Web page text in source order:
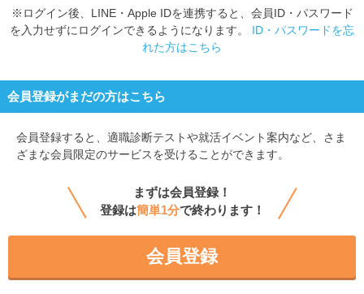
※ログイン後、LINE・Apple IDを連携すると、会員ID・パスワード
を入力せずにログインできるようになります。 ID・パスワードを忘
れた方はこちら
会員登録がまだの方はこちら
会員登録すると、 適職診断テストや就活イベント案内など、さま
ざまな会員限定のサービスを受けることができます。
まずは会員登録！
登録は簡単1分で終わります！
会員登録